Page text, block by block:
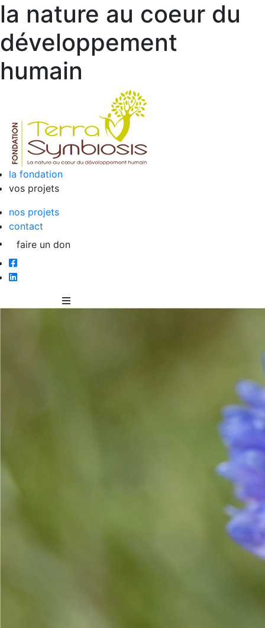
la nature au coeur du
développement
humain
la fondation
vos projets
nos projets
contact
faire un don